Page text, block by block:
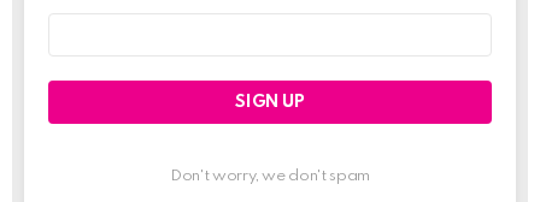
Don't worry, we don't spam